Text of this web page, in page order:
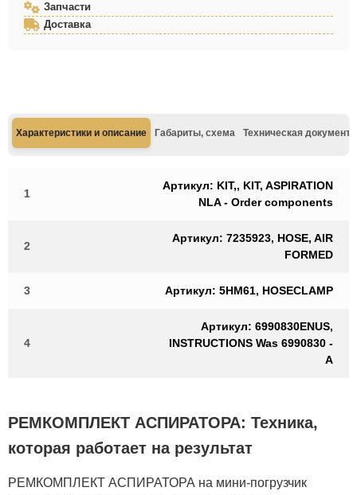
Запчасти
Доставка
Характеристики и описание Габариты, схема Техническая
1
Артикул: KIT,, KIT, ASPIRATION
NLA - Order components
2
Артикул: 7235923, HOSE, AIR
FORMED
3 Артикул: 5HM61, HOSECLAMP
4
Артикул: 6990830ENUS,
INSTRUCTIONS Was 6990830 -
A
РЕМКОМПЛЕКТ АСПИРАТОРА: Техника,
которая работает на результат
РЕМКОМПЛЕКТ АСПИРАТОРА на мини-погрузчик